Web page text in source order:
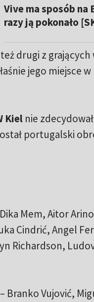
Vive ma sposób na
razy ją pokonało
drugi z grających
jego miejsce
Kielnie
portugalski
Mem, Aitor
Cindrić, Angel
Richardson,
Branko Vujović,